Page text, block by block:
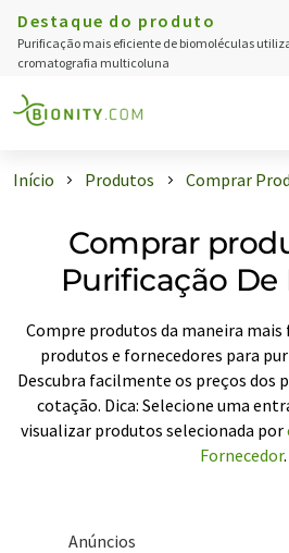
Destaque do produto
Purificação mais eficiente de biomoléculas
cromatografia multicoluna
Início Produtos Comprar
Comprar
Purificação De
Compre produtos da maneira mais
produtos e fornecedores para
Descubra facilmente os preços dos
cotação. Dica: Selecione uma
visualizar produtos selecionada por
Fornecedor.
Anúncios